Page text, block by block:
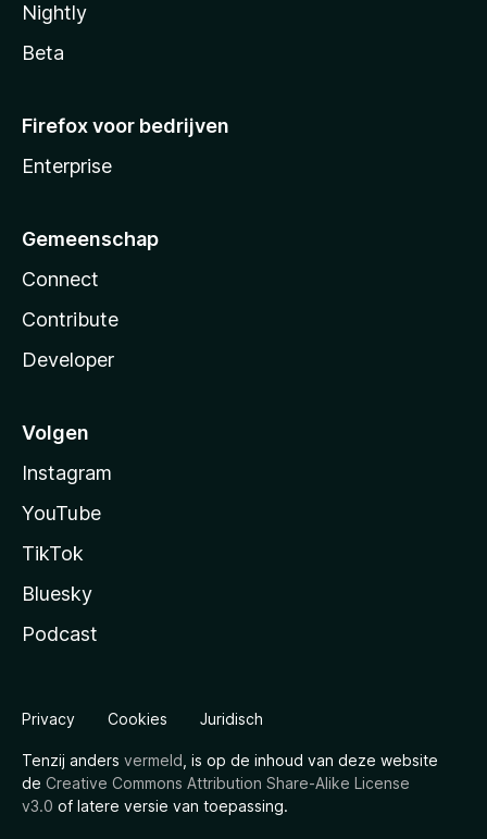
Nightly
Beta
Firefox voor bedrijven
Enterprise
Gemeenschap
Connect
Contribute
Developer
Volgen
Instagram
YouTube
TikTok
Bluesky
Podcast
Privacy Cookies Juridisch
Tenzij anders vermeld , is op de inhoud van deze website
de Creative Commons Attribution Share-Alike License
v3.0 of latere versie van toepassing.